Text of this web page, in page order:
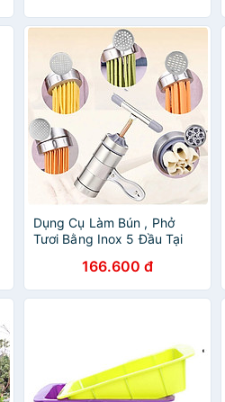
Dụng Cụ Làm Bún , Phở
Tươi Bằng Inox 5 Đầu Tại
166.600 đ